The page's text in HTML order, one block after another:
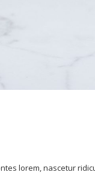
lorem, nascetur